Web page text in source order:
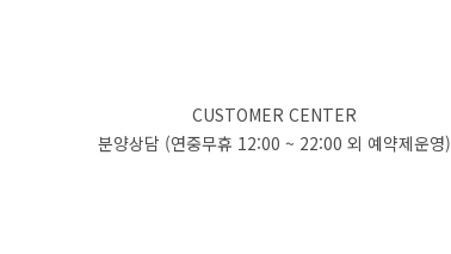
CUSTOMER CENTER
분양상담 (연중무휴 12:00 ~ 22:00 외 예약제운영)